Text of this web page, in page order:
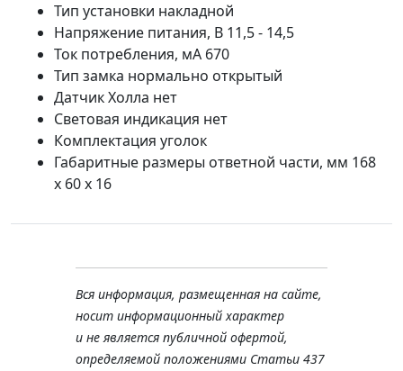
Тип установки накладной
Напряжение питания, В 11,5 - 14,5
Ток потребления, мА 670
Тип замка нормально открытый
Датчик Холла нет
Световая индикация нет
Комплектация уголок
Габаритные размеры ответной части, мм 168
х 60 х 16
Вся информация, размещенная на сайте,
носит информационный характер
и не является публичной офертой,
определяемой положениями Статьи 437